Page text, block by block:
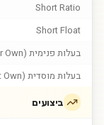
Short Ratio
Short Float
בעלות פנימית (Insider Own)
בעלות מוסדית (Inst Own)
ביצועים